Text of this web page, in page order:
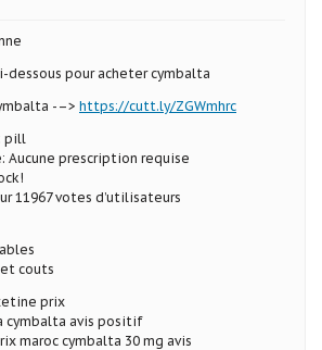
dessous pour acheter cymbalta
-–> https://cutt.ly/ZGWmhrc
pill
Aucune prescription requise
11967 votes d’utilisateurs
couts
prix
cymbalta avis positif
maroc cymbalta 30 mg avis